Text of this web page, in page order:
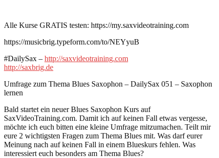
Alle Kurse GRATIS testen: https://my.saxvideotraining.com
https://musicbrig.typeform.com/to/NEYyuB
#DailySax – http://saxvideotraining.com
http://saxbrig.de
Umfrage zum Thema Blues Saxophon – DailySax 051 – Saxophon
lernen
Bald startet ein neuer Blues Saxophon Kurs auf
SaxVideoTraining.com. Damit ich auf keinen Fall etwas vergesse,
möchte ich euch bitten eine kleine Umfrage mitzumachen. Teilt mir
eure 2 wichtigsten Fragen zum Thema Blues mit. Was darf eurer
Meinung nach auf keinen Fall in einem Blueskurs fehlen. Was
interessiert euch besonders am Thema Blues?